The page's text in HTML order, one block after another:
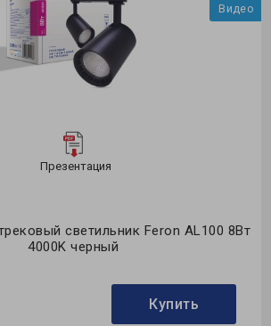
Видео
Презентация
светильник Feron AL100 8Вт
4000K черный
Купить